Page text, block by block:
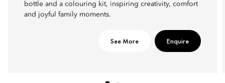
bottle and a colouring kit, inspiring creativity, comfort
and joyful family moments.
See More Enquire